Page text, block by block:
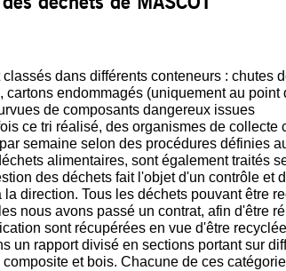
dans différents conteneurs : chutes
endommagés (uniquement au point
de composants dangereux issues
ce tri réalisé, des organismes de collecte
semaine selon des procédures définies
alimentaires, sont également traités
des déchets fait l'objet d'un contrôle et
direction. Tous les déchets pouvant être
nous avons passé un contrat, afin d'être
sont récupérées en vue d'être
un rapport divisé en sections portant sur
et bois. Chacune de ces